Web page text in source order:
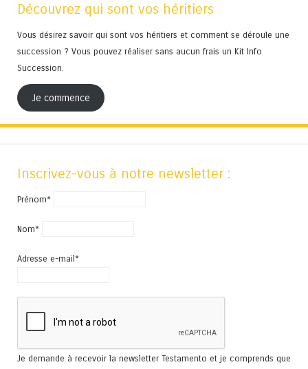
Découvrez qui sont vos héritiers
Vous désirez savoir qui sont vos héritiers et comment se déroule une
succession ? Vous pouvez réaliser sans aucun frais un Kit Info
Succession.
Je commence
Inscrivez-vous à notre newsletter :
Prénom*
Nom*
Adresse e-mail*
Je demande à recevoir la newsletter Testamento et je comprends que